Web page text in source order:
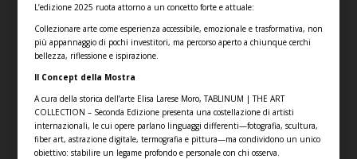
L’edizione 2025 ruota attorno a un concetto forte e attuale:
Collezionare arte come esperienza accessibile, emozionale e trasformativa, non
più appannaggio di pochi investitori, ma percorso aperto a chiunque cerchi
bellezza, riflessione e ispirazione.
Il Concept della Mostra
A cura della storica dell’arte Elisa Larese Moro, TABLINUM | THE ART
COLLECTION – Seconda Edizione presenta una costellazione di artisti
internazionali, le cui opere parlano linguaggi differenti—fotografia, scultura,
fiber art, astrazione digitale, termografia e pittura—ma condividono un unico
obiettivo: stabilire un legame profondo e personale con chi osserva.